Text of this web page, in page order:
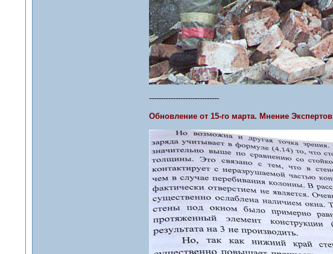
-----------------------------
Обновление от 15-го марта. Мнение Экспертов